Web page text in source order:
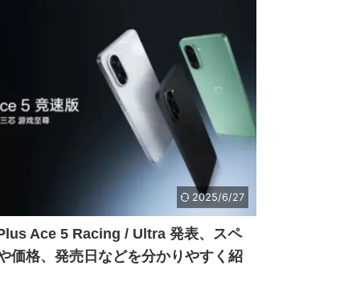
2025/6/27
Ace 5 Racing / Ultra 発表、スペ
価格、発売日などを分かりやすく紹